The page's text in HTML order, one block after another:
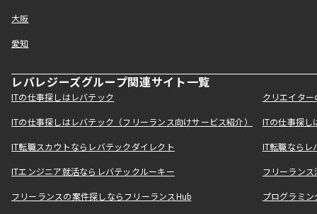
大阪
愛知
レバレジーズグループ関連サイト一覧
ITの仕事探しはレバテック クリエイタ
ITの仕事探しはレバテック（フリーランス向けサービス紹介） ITの仕事探
IT転職スカウトならレバテックダイレクト IT転職なら
ITエンジニア就活ならレバテックルーキー フリーラン
フリーランスの案件探しならフリーランスHub プログラミ